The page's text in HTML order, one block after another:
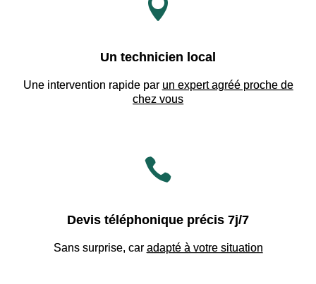

Un technicien local
Une intervention rapide par un expert agréé proche de
chez vous

Devis téléphonique précis 7j/7
Sans surprise, car adapté à votre situation